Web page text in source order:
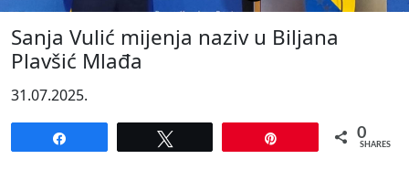
Sanja Vulić mijenja naziv u Biljana
Plavšić Mlađa
31.07.2025.
0
SHARES